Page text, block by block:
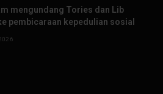
mengundang Tories dan Lib
pembicaraan kepedulian sosial